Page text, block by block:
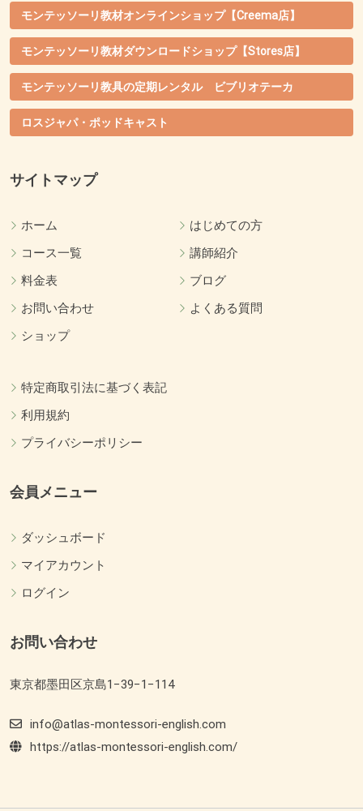
モンテッソーリ教材オンラインショップ【Creema店】
モンテッソーリ教材ダウンロードショップ【Stores店】
モンテッソーリ教具の定期レンタル ビブリオテーカ
ロスジャパ・ポッドキャスト
サイトマップ
ホーム
はじめての方
コース一覧
講師紹介
料金表
ブログ
お問い合わせ
よくある質問
ショップ
特定商取引法に基づく表記
利用規約
プライバシーポリシー
会員メニュー
ダッシュボード
マイアカウント
ログイン
お問い合わせ
東京都墨田区京島1−39−1−114
info@atlas-montessori-english.com
https://atlas-montessori-english.com/